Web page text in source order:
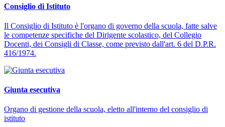
Consiglio di Istituto
Il Consiglio di Istituto è l'organo di governo della scuola, fatte salve
le competenze specifiche del Dirigente scolastico, del Collegio
Docenti, dei Consigli di Classe, come previsto dall'art. 6 del D.P.R.
416/1974.
Giunta esecutiva
Organo di gestione della scuola, eletto all'interno del consiglio di
istituto